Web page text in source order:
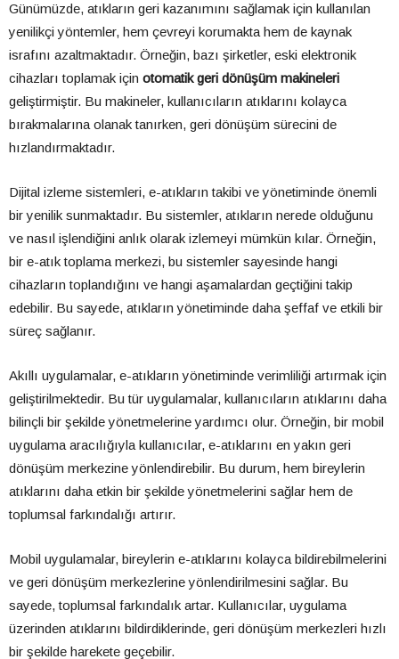
Günümüzde, atıkların geri kazanımını sağlamak için kullanılan
yenilikçi yöntemler, hem çevreyi korumakta hem de kaynak
israfını azaltmaktadır. Örneğin, bazı şirketler, eski elektronik
cihazları toplamak için otomatik geri dönüşüm makineleri
geliştirmiştir. Bu makineler, kullanıcıların atıklarını kolayca
bırakmalarına olanak tanırken, geri dönüşüm sürecini de
hızlandırmaktadır.
Dijital izleme sistemleri, e-atıkların takibi ve yönetiminde önemli
bir yenilik sunmaktadır. Bu sistemler, atıkların nerede olduğunu
ve nasıl işlendiğini anlık olarak izlemeyi mümkün kılar. Örneğin,
bir e-atık toplama merkezi, bu sistemler sayesinde hangi
cihazların toplandığını ve hangi aşamalardan geçtiğini takip
edebilir. Bu sayede, atıkların yönetiminde daha şeffaf ve etkili bir
süreç sağlanır.
Akıllı uygulamalar, e-atıkların yönetiminde verimliliği artırmak için
geliştirilmektedir. Bu tür uygulamalar, kullanıcıların atıklarını daha
bilinçli bir şekilde yönetmelerine yardımcı olur. Örneğin, bir mobil
uygulama aracılığıyla kullanıcılar, e-atıklarını en yakın geri
dönüşüm merkezine yönlendirebilir. Bu durum, hem bireylerin
atıklarını daha etkin bir şekilde yönetmelerini sağlar hem de
toplumsal farkındalığı artırır.
Mobil uygulamalar, bireylerin e-atıklarını kolayca bildirebilmelerini
ve geri dönüşüm merkezlerine yönlendirilmesini sağlar. Bu
sayede, toplumsal farkındalık artar. Kullanıcılar, uygulama
üzerinden atıklarını bildirdiklerinde, geri dönüşüm merkezleri hızlı
bir şekilde harekete geçebilir.